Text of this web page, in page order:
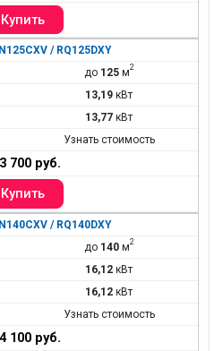
/ RQ125DXY
до 125м2
13,19 кВт
13,77 кВт
Узнать стоимость
700 руб.
/ RQ140DXY
до 140м2
16,12 кВт
16,12 кВт
Узнать стоимость
100 руб.